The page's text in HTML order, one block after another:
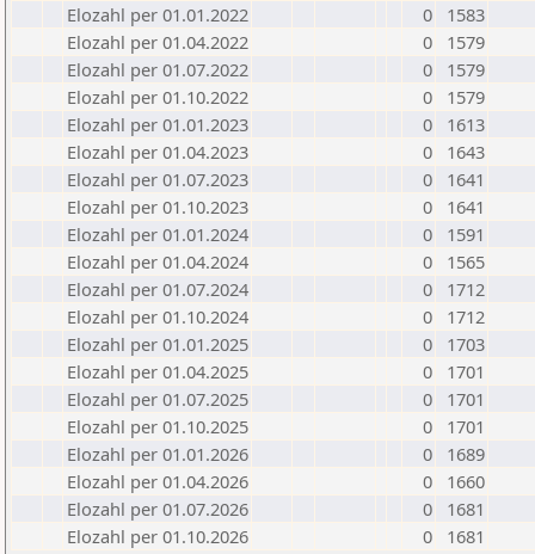
Elozahl per 01.01.2022
0
1583
Elozahl per 01.04.2022
0
1579
Elozahl per 01.07.2022
0
1579
Elozahl per 01.10.2022
0
1579
Elozahl per 01.01.2023
0
1613
Elozahl per 01.04.2023
0
1643
Elozahl per 01.07.2023
0
1641
Elozahl per 01.10.2023
0
1641
Elozahl per 01.01.2024
0
1591
Elozahl per 01.04.2024
0
1565
Elozahl per 01.07.2024
0
1712
Elozahl per 01.10.2024
0
1712
Elozahl per 01.01.2025
0
1703
Elozahl per 01.04.2025
0
1701
Elozahl per 01.07.2025
0
1701
Elozahl per 01.10.2025
0
1701
Elozahl per 01.01.2026
0
1689
Elozahl per 01.04.2026
0
1660
Elozahl per 01.07.2026
0
1681
Elozahl per 01.10.2026
0 1681